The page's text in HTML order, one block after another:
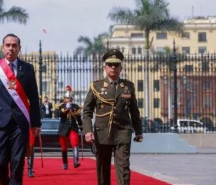
asistirá a la posesión de Abelardo de la Espriella y llama a
LO ÚLTIMO